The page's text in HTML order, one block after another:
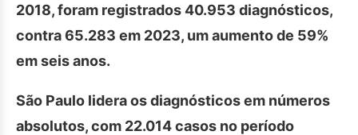
2018, foram registrados 40.953 diagnósticos,
contra 65.283 em 2023, um aumento de 59%
em seis anos.
São Paulo lidera os diagnósticos em números
absolutos, com 22.014 casos no período